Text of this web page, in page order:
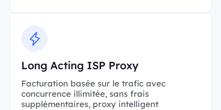
Long Acting ISP Proxy
Facturation basée sur le trafic avec
concurrence illimitée, sans frais
supplémentaires, proxy intelligent